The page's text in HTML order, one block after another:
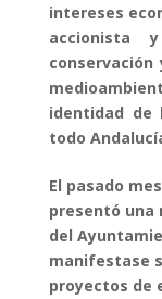
intereses
accionista
identidad de
todo
El pasado
presentó una
del
manifestase
proyectos de